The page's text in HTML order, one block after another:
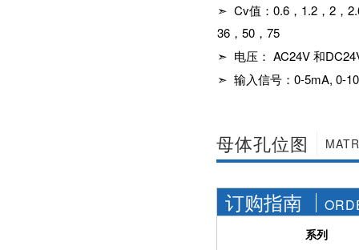
➣ Cv值：0.6，1.2，2，2.6，
36，50，75
➣ 电压： AC24V 和
➣ 输入信号：0-5mA, 0-
母体孔位图
订购指南
系列